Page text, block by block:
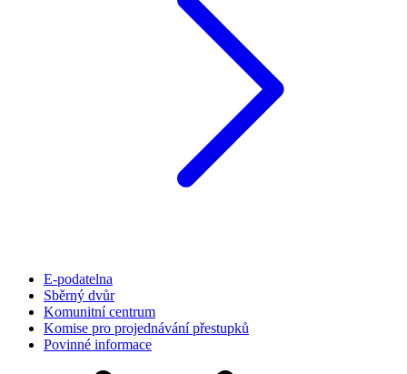
E-podatelna
Sběrný dvůr
Komunitní centrum
Komise pro projednávání přestupků
Povinné informace